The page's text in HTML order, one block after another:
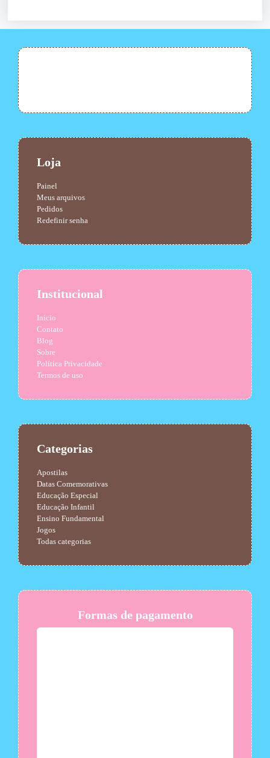
Loja
Painel
Meus arquivos
Pedidos
Redefinir senha
Institucional
Início
Contato
Blog
Sobre
Política Privacidade
Termos de uso
Categorias
Apostilas
Datas Comemorativas
Educação Especial
Educação Infantil
Ensino Fundamental
Jogos
Todas categorias
Formas de pagamento